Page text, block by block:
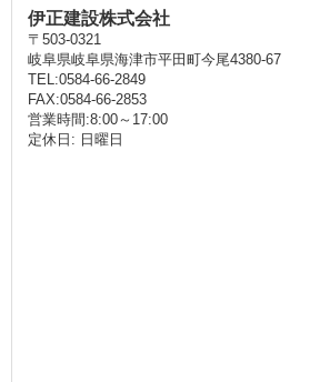
伊正建設株式会社
〒503-0321
岐阜県岐阜県海津市平田町今尾4380-67
TEL:0584-66-2849
FAX:0584-66-2853
営業時間:8:00～17:00
定休日: 日曜日